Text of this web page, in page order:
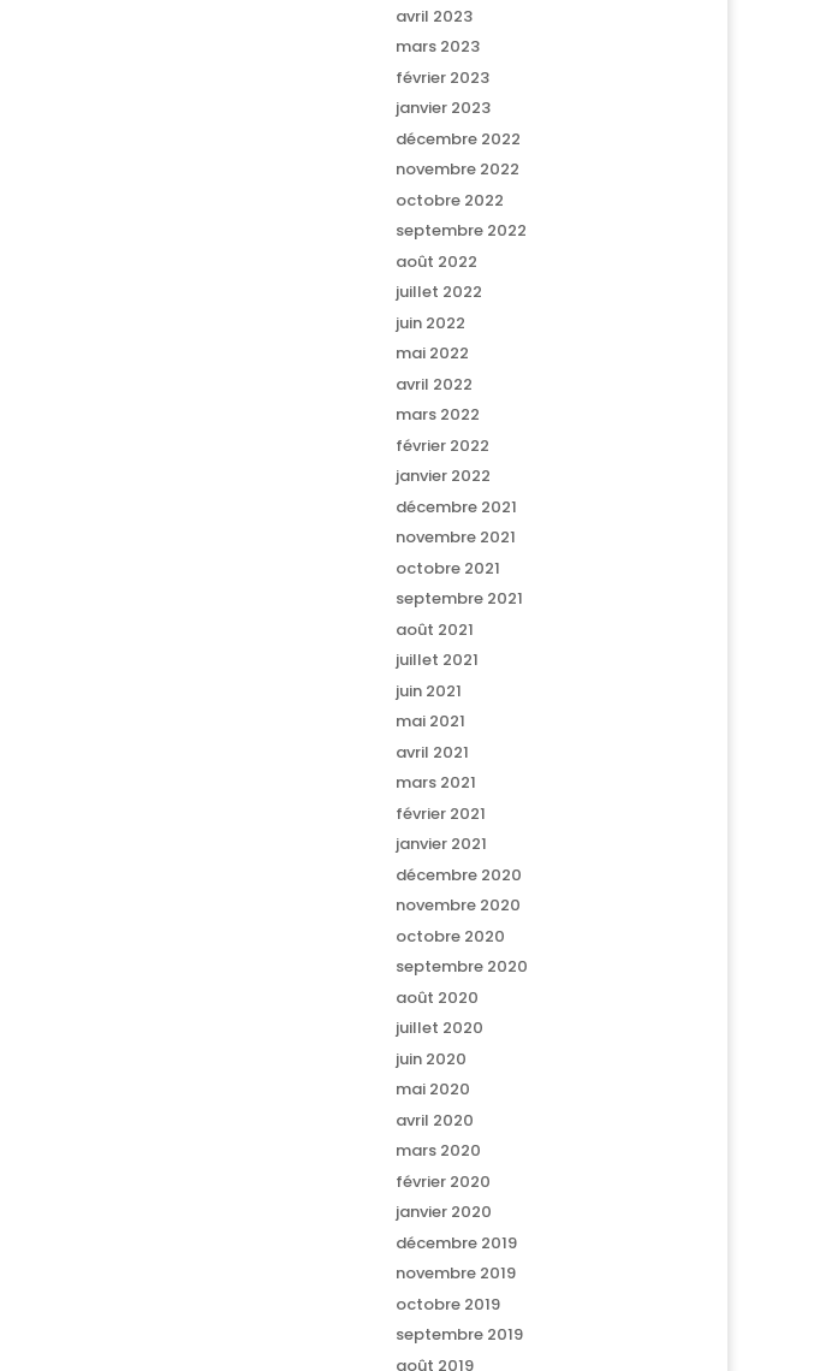
avril 2023
mars 2023
février 2023
janvier 2023
décembre 2022
novembre 2022
octobre 2022
septembre 2022
août 2022
juillet 2022
juin 2022
mai 2022
avril 2022
mars 2022
février 2022
janvier 2022
décembre 2021
novembre 2021
octobre 2021
septembre 2021
août 2021
juillet 2021
juin 2021
mai 2021
avril 2021
mars 2021
février 2021
janvier 2021
décembre 2020
novembre 2020
octobre 2020
septembre 2020
août 2020
juillet 2020
juin 2020
mai 2020
avril 2020
mars 2020
février 2020
janvier 2020
décembre 2019
novembre 2019
octobre 2019
septembre 2019
août 2019